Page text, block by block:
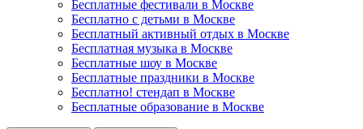
Бесплатные фестивали в Москве
Бесплатно с детьми в Москве
Бесплатный активный отдых в Москве
Бесплатная музыка в Москве
Бесплатные шоу в Москве
Бесплатные праздники в Москве
Бесплатно! стендап в Москве
Бесплатные образование в Москве